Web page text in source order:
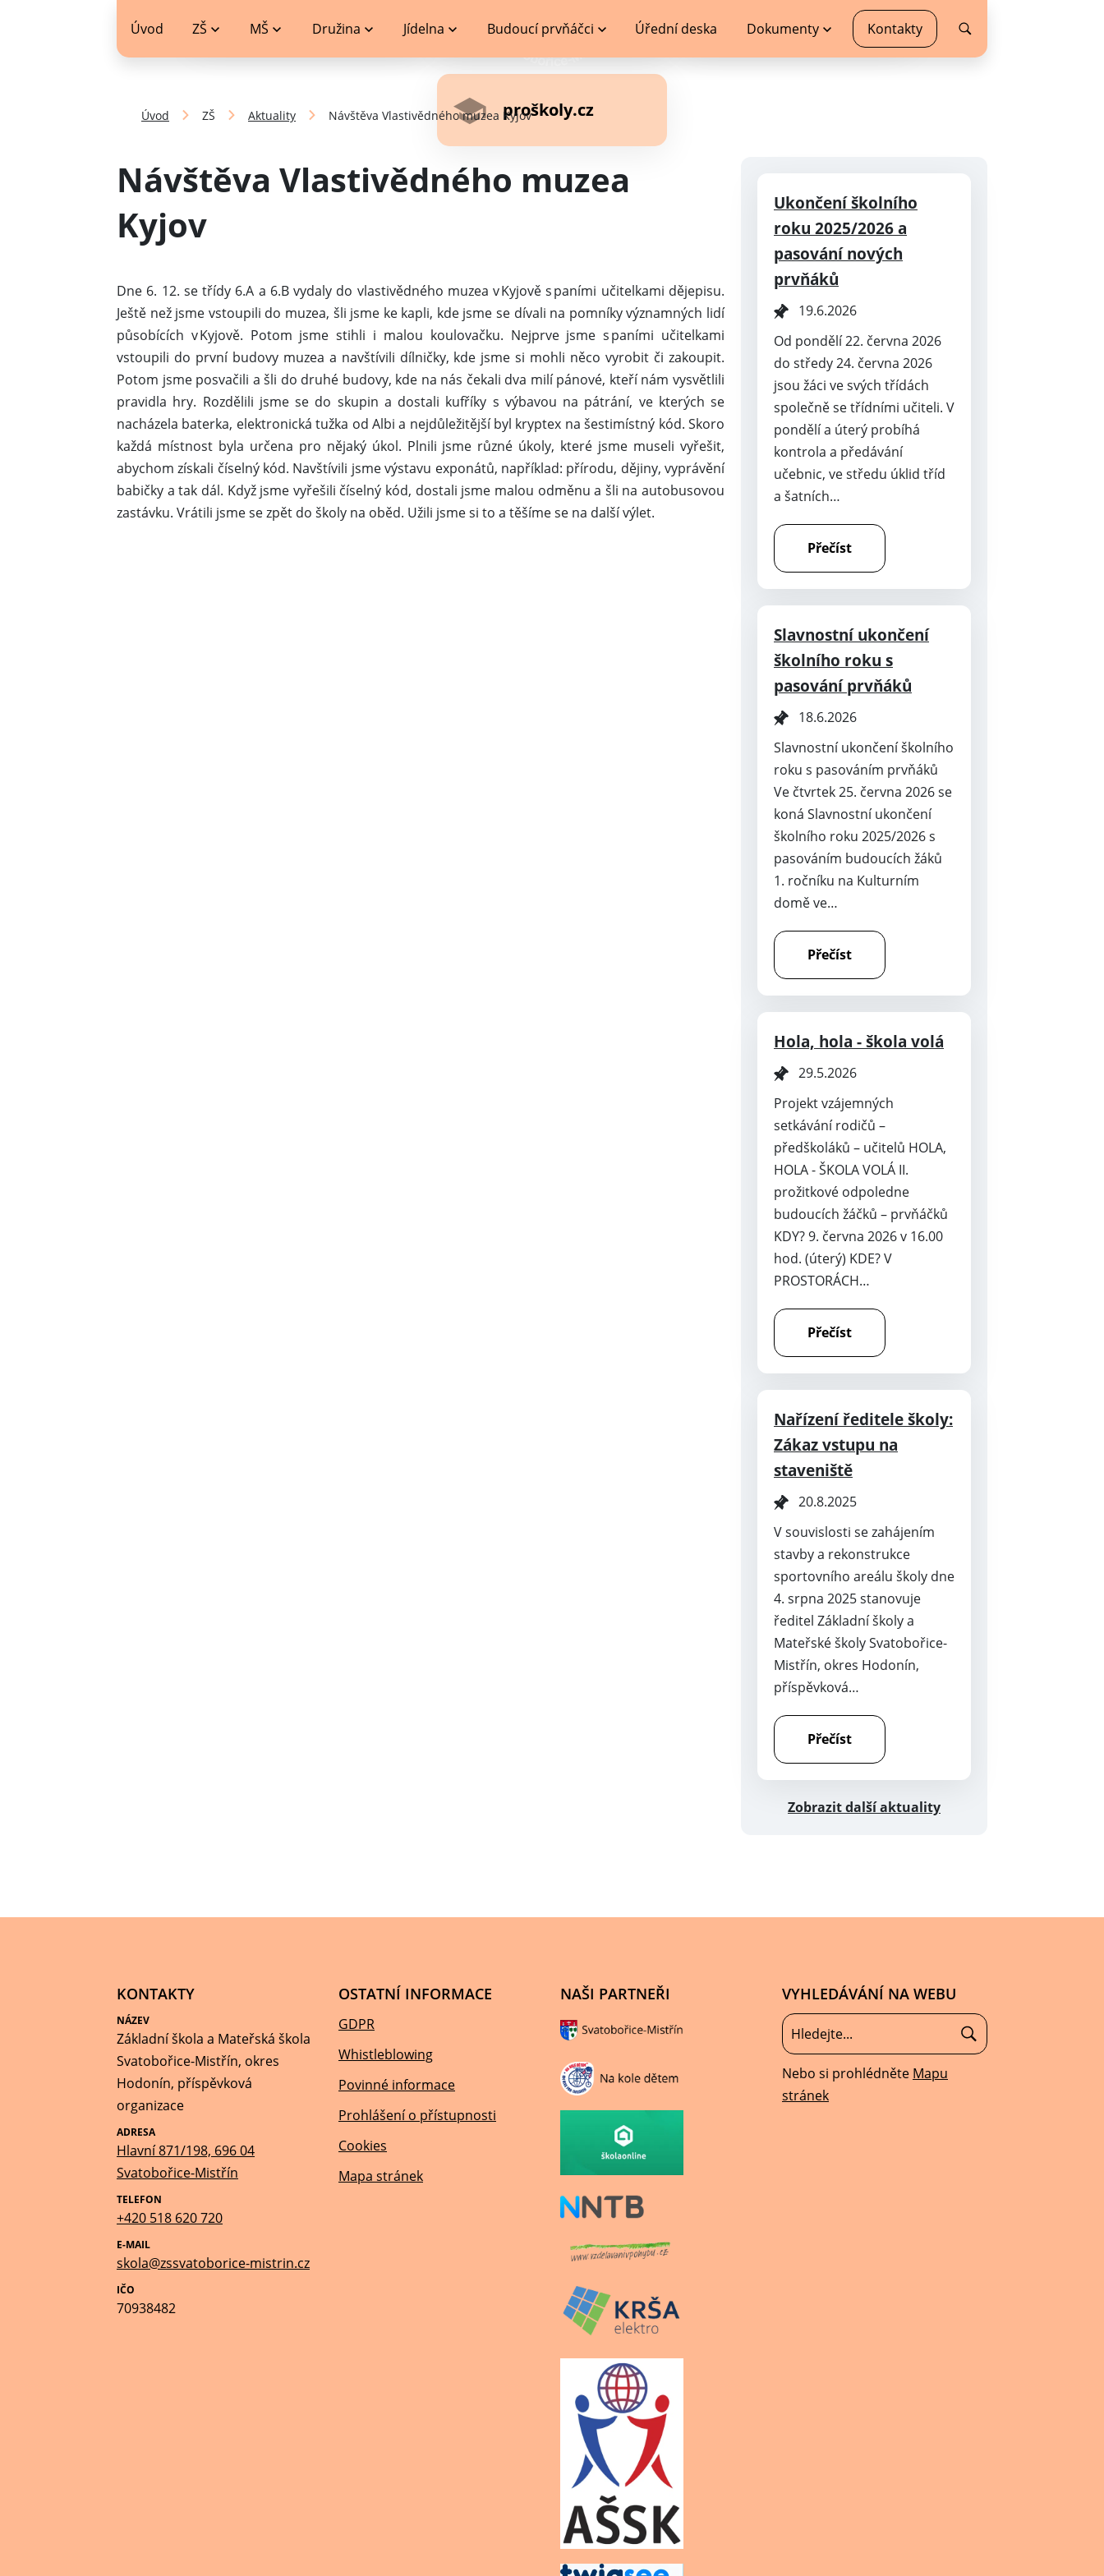
Úvod ZŠ MŠ Družina Jídelna Budoucí prvňáčci Úřední deska Dokumenty Kontakty
proškoly.cz
Úvod ZŠ Aktuality Návštěva Vlastivědného muzea Kyjov
Návštěva Vlastivědného muzea
Kyjov
Dne 6. 12. se třídy 6.A a 6.B vydaly do vlastivědného muzea v Kyjově s paními učitelkami dějepisu.
Ještě než jsme vstoupili do muzea, šli jsme ke kapli, kde jsme se dívali na pomníky významných lidí
působících v Kyjově. Potom jsme stihli i malou koulovačku. Nejprve jsme s paními učitelkami
vstoupili do první budovy muzea a navštívili dílničky, kde jsme si mohli něco vyrobit či zakoupit.
Potom jsme posvačili a šli do druhé budovy, kde na nás čekali dva milí pánové, kteří nám vysvětlili
pravidla hry. Rozdělili jsme se do skupin a dostali kufříky s výbavou na pátrání, ve kterých se
nacházela baterka, elektronická tužka od Albi a nejdůležitější byl kryptex na šestimístný kód. Skoro
každá místnost byla určena pro nějaký úkol. Plnili jsme různé úkoly, které jsme museli vyřešit,
abychom získali číselný kód. Navštívili jsme výstavu exponátů, například: přírodu, dějiny, vyprávění
babičky a tak dál. Když jsme vyřešili číselný kód, dostali jsme malou odměnu a šli na autobusovou
zastávku. Vrátili jsme se zpět do školy na oběd. Užili jsme si to a těšíme se na další výlet.
Ukončení školního
roku 2025/2026 a
pasování nových
prvňáků
19.6.2026
Od pondělí 22. června 2026
do středy 24. června 2026
jsou žáci ve svých třídách
společně se třídními učiteli. V
pondělí a úterý probíhá
kontrola a předávání
učebnic, ve středu úklid tříd
a šatních…
Přečíst
Slavnostní ukončení
školního roku s
pasování prvňáků
18.6.2026
Slavnostní ukončení školního
roku s pasováním prvňáků
Ve čtvrtek 25. června 2026 se
koná Slavnostní ukončení
školního roku 2025/2026 s
pasováním budoucích žáků
1. ročníku na Kulturním
domě ve…
Přečíst
Hola, hola - škola volá
29.5.2026
Projekt vzájemných
setkávání rodičů –
předškoláků – učitelů HOLA,
HOLA - ŠKOLA VOLÁ II.
prožitkové odpoledne
budoucích žáčků – prvňáčků
KDY? 9. června 2026 v 16.00
hod. (úterý) KDE? V
PROSTORÁCH…
Přečíst
Nařízení ředitele školy:
Zákaz vstupu na
staveniště
20.8.2025
V souvislosti se zahájením
stavby a rekonstrukce
sportovního areálu školy dne
4. srpna 2025 stanovuje
ředitel Základní školy a
Mateřské školy Svatobořice-
Mistřín, okres Hodonín,
příspěvková…
Přečíst
Zobrazit další aktuality
KONTAKTY
NÁZEV
Základní škola a Mateřská škola
Svatobořice-Mistřín, okres
Hodonín, příspěvková
organizace
ADRESA
Hlavní 871/198, 696 04
Svatobořice-Mistřín
TELEFON
+420 518 620 720
E-MAIL
skola@zssvatoborice-mistrin.cz
IČO
70938482
OSTATNÍ INFORMACE
GDPR
Whistleblowing
Povinné informace
Prohlášení o přístupnosti
Cookies
Mapa stránek
NAŠI PARTNEŘI VYHLEDÁVÁNÍ NA WEBU
Nebo si prohlédněte Mapu
stránek